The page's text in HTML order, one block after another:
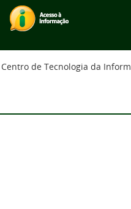
Centro de Tecnologia da